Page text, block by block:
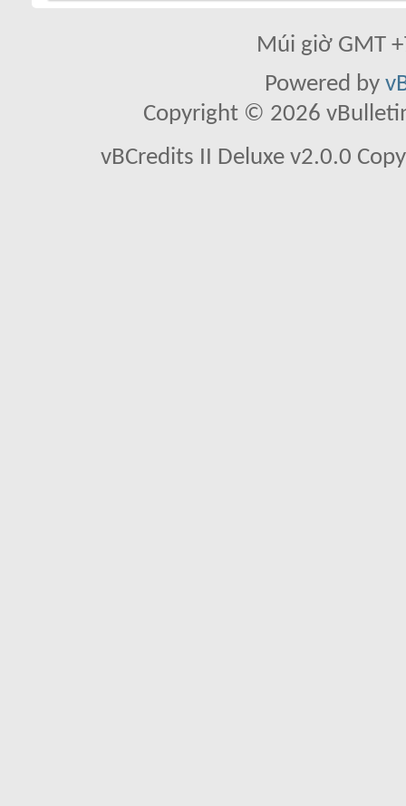
Múi giờ GMT
Powered by
Copyright © 2026
vBCredits II Deluxe v2.0.0